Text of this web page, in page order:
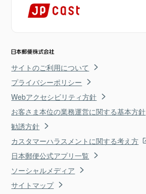
サイトのご利用について
プライバシーポリシー
Webアクセシビリティ方針
お客さま本位の業務運営に関する基本方針
勧誘方針
カスタマーハラスメントに関する考え方
日本郵便公式アプリ一覧
ソーシャルメディア
サイトマップ